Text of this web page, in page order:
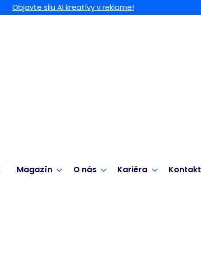
Objavte silu AI kreatívy v reklame!
Magazín O nás Kariéra Kontakt